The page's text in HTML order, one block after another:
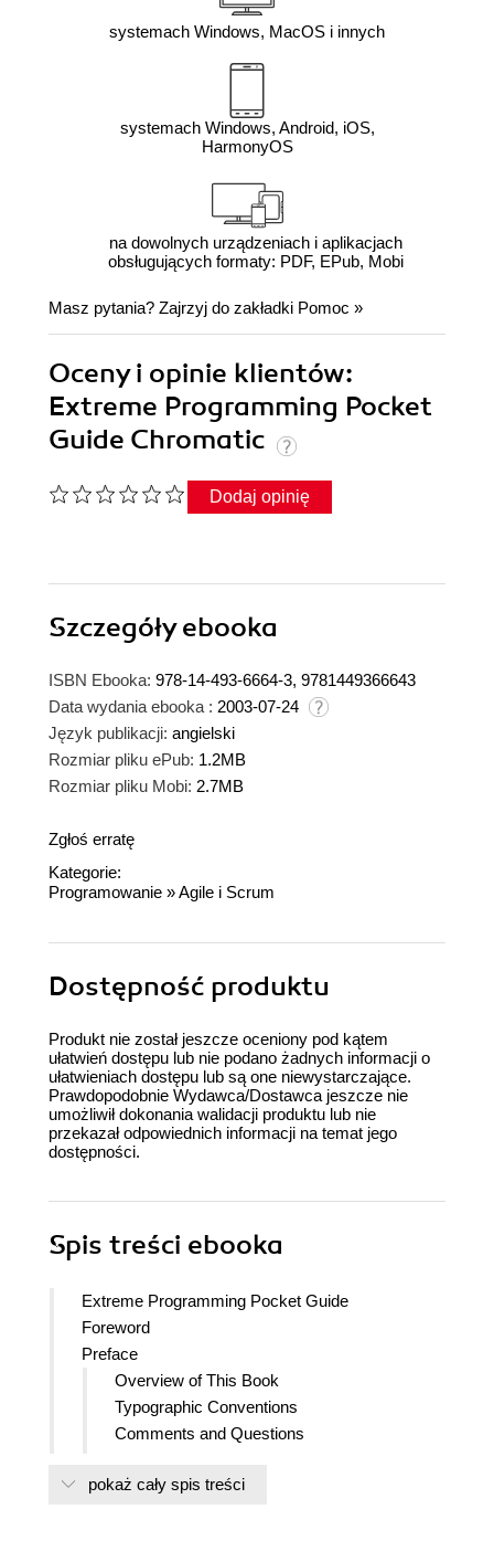
systemach Windows, MacOS i innych
systemach Windows, Android, iOS,
HarmonyOS
na dowolnych urządzeniach i aplikacjach
obsługujących formaty: PDF, EPub, Mobi
Masz pytania? Zajrzyj do zakładki Pomoc »
Oceny i opinie klientów:
Extreme Programming Pocket
Guide Chromatic
Dodaj opinię
Szczegółyebooka
ISBN Ebooka: 978-14-493-6664-3, 9781449366643
Data wydania ebooka : 2003-07-24
Język publikacji: angielski
Rozmiar pliku ePub: 1.2MB
Rozmiar pliku Mobi: 2.7MB
Zgłoś erratę
Kategorie:
Programowanie »Agile i Scrum
Dostępność produktu
Produkt nie został jeszcze oceniony pod kątem
ułatwień dostępu lub nie podano żadnych informacji o
ułatwieniach dostępu lub są one niewystarczające.
Prawdopodobnie Wydawca/Dostawca jeszcze nie
umożliwił dokonania walidacji produktu lub nie
przekazał odpowiednich informacji na temat jego
dostępności.
Spis treści ebooka
Extreme Programming Pocket Guide
Foreword
Preface
Overview of This Book
Typographic Conventions
Comments and Questions
I. Why XP?
pokaż cały spis treści